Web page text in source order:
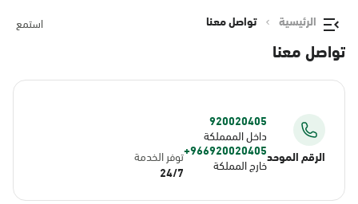
الرئيسية تواصل معنا استمع
تواصل معنا
الرقم الموحد
920020405
داخل الممملكة
966920020405+
خارج المملكة توفر الخدمة
24/7